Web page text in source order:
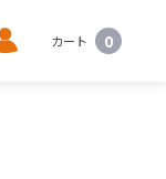
ロ
グ
カート 0